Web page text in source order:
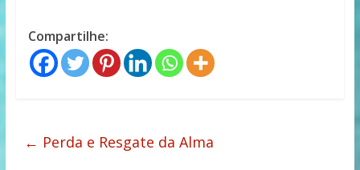
Compartilhe:
← Perda e Resgate da Alma